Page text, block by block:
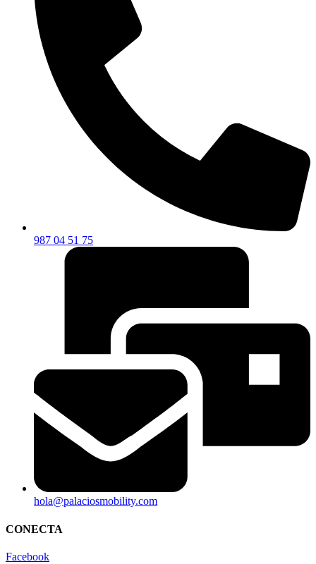
987 04 51 75
hola@palaciosmobility.com
CONECTA
Facebook